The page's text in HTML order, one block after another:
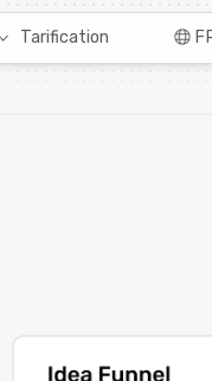
Tarification